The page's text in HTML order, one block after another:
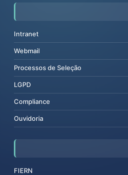
Intranet
Webmail
Processos de Seleção
LGPD
Compliance
Ouvidoria
FIERN